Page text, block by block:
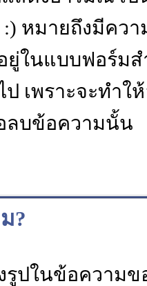
หมายถึงมีคว
ในแบบฟอร์ม
เพราะจะทำใ
ลบข้อความนั้น
?
ปในข้อความ